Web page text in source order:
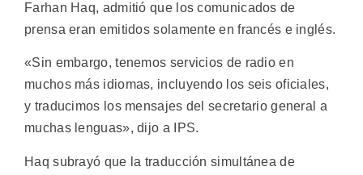
Farhan Haq, admitió que los comunicados de
prensa eran emitidos solamente en francés e inglés.
«Sin embargo, tenemos servicios de radio en
muchos más idiomas, incluyendo los seis oficiales,
y traducimos los mensajes del secretario general a
muchas lenguas», dijo a IPS.
Haq subrayó que la traducción simultánea de